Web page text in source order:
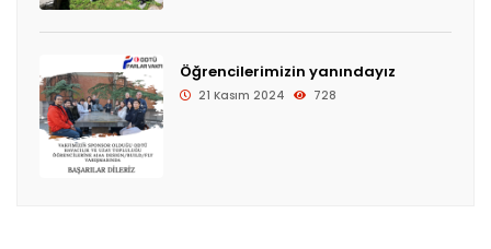
Öğrencilerimizin yanındayız
21 Kasım 2024 728